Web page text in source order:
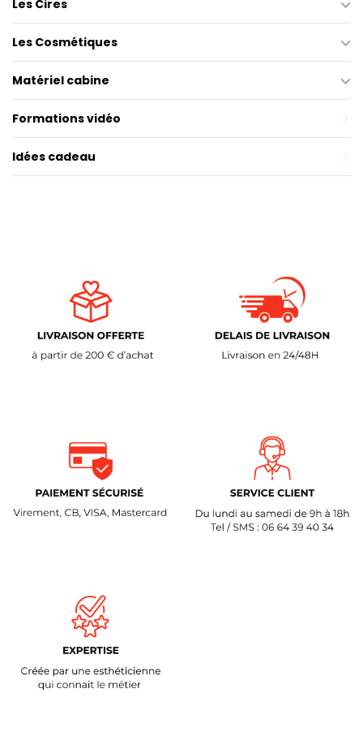
Les Cires
Les Cosmétiques
Matériel cabine
Formations vidéo
Idées cadeau